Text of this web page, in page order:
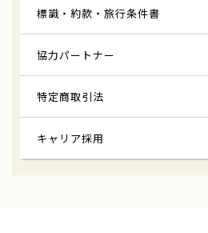
標識・約款・旅行条件書
協力パートナー
特定商取引法
キャリア採用